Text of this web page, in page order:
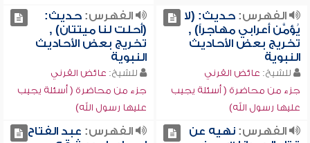
الفهرس:حديث: (لا
يُؤمَّن أعرابي مهاجراً) ,
تخريج بعض الأحاديث
النبوية
للشيخ: عائض القرني
جزء من محاضرة ( أسئلة يجيب
عليها رسول الله)
الفهرس:حديث:
(أحلت لنا ميتتان) ,
تخريج بعض الأحاديث
النبوية
للشيخ: عائض القرني
جزء من محاضرة ( أسئلة يجيب
عليها رسول الله)
الفهرس:نهيه عن
الفهرس: عبد الفتاح